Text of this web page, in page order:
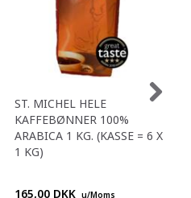
ST. MICHEL HELE
KAFFEBØNNER 100%
ARABICA 1 KG. (KASSE = 6 X
1 KG)
165,00 DKK u/Moms